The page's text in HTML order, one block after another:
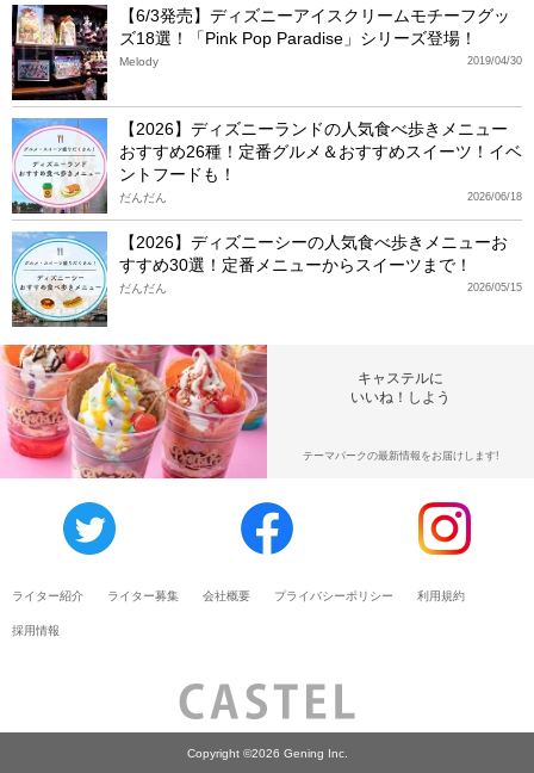
【6/3発売】ディズニーアイスクリームモチーフグッ
ズ18選！「Pink Pop Paradise」シリーズ登場！
2019/04/30
Melody
【2026】ディズニーランドの人気食べ歩きメニュー
おすすめ26種！定番グルメ＆おすすめスイーツ！イベ
ントフードも！
2026/06/18
だんだん
【2026】ディズニーシーの人気食べ歩きメニューお
すすめ30選！定番メニューからスイーツまで！
2026/05/15
だんだん
キャステルに
いいね！しよう
テーマパークの最新情報をお届けします!
ライター紹介 ライター募集 会社概要 プライバシーポリシー 利用規約
採用情報
Copyright ©2026 Gening Inc.